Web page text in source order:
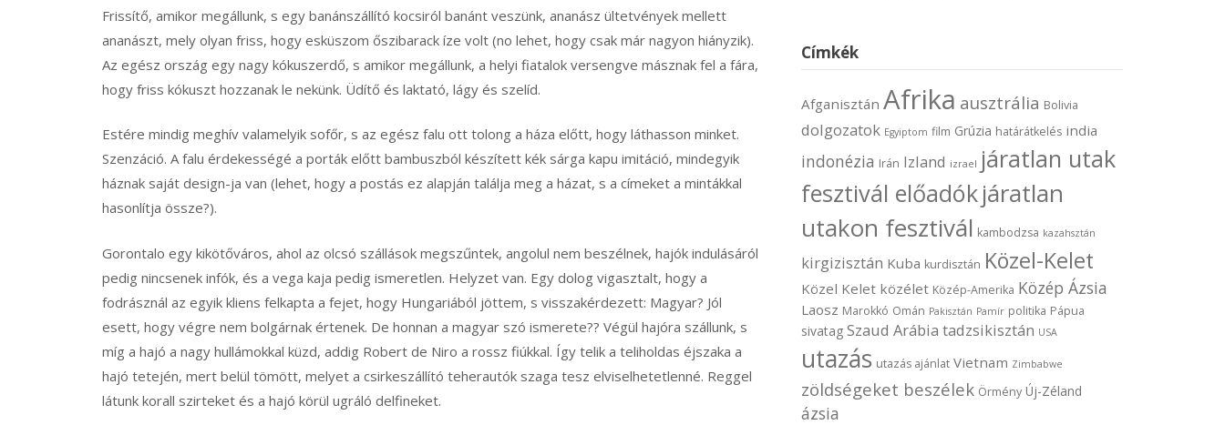
Frissítő, amikor megállunk, s egy banánszállító kocsiról banánt veszünk, ananász ültetvények mellett
ananászt, mely olyan friss, hogy esküszom őszibarack íze volt (no lehet, hogy csak már nagyon hiányzik).
Az egész ország egy nagy kókuszerdő, s amikor megállunk, a helyi fiatalok versengve másznak fel a fára,
hogy friss kókuszt hozzanak le nekünk. Üdítő és laktató, lágy és szelíd.
Estére mindig meghív valamelyik sofőr, s az egész falu ott tolong a háza előtt, hogy láthasson minket.
Szenzáció. A falu érdekességé a porták előtt bambuszból készített kék sárga kapu imitáció, mindegyik
háznak saját design-ja van (lehet, hogy a postás ez alapján találja meg a házat, s a címeket a mintákkal
hasonlítja össze?).
Gorontalo egy kikötőváros, ahol az olcsó szállások megszűntek, angolul nem beszélnek, hajók indulásáról
pedig nincsenek infók, és a vega kaja pedig ismeretlen. Helyzet van. Egy dolog vigasztalt, hogy a
fodrásznál az egyik kliens felkapta a fejet, hogy Hungariából jöttem, s visszakérdezett: Magyar? Jól
esett, hogy végre nem bolgárnak értenek. De honnan a magyar szó ismerete?? Végül hajóra szállunk, s
míg a hajó a nagy hullámokkal küzd, addig Robert de Niro a rossz fiúkkal. Így telik a teliholdas éjszaka a
hajó tetején, mert belül tömött, melyet a csirkeszállító teherautók szaga tesz elviselhetetlenné. Reggel
látunk korall szirteket és a hajó körül ugráló delfineket.
Címkék
Afganisztán Afrika ausztrália Bolivia
dolgozatok Egyiptom film Grúzia határátkelés india
indonézia Irán Izland izrael járatlan utak
fesztivál előadókjáratlan
utakon fesztivál kambodzsa kazahsztán
kirgizisztán Kuba kurdisztán Közel-Kelet
Közel Kelet közélet Közép-Amerika Közép Ázsia
Laosz Marokkó Omán Pakisztán Pamír politika Pápua
sivatag Szaud Arábia tadzsikisztán USA
utazás utazás ajánlat Vietnam Zimbabwe
zöldségeket beszélek Örmény Új-Zéland
ázsia